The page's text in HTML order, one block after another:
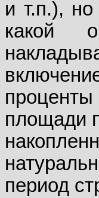
и т.п.),
какой
площади
период